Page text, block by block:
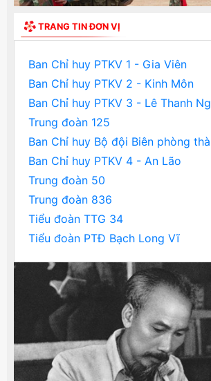
TRANG TIN ĐƠN VỊ
Ban Chỉ huy PTKV 1 - Gia Viên
Ban Chỉ huy PTKV 2 - Kinh Môn
Ban Chỉ huy PTKV 3 - Lê Thanh
Trung đoàn 125
Ban Chỉ huy Bộ đội Biên phòng
Ban Chỉ huy PTKV 4 - An Lão
Trung đoàn 50
Trung đoàn 836
Tiểu đoàn TTG 34
Tiểu đoàn PTĐ Bạch Long Vĩ